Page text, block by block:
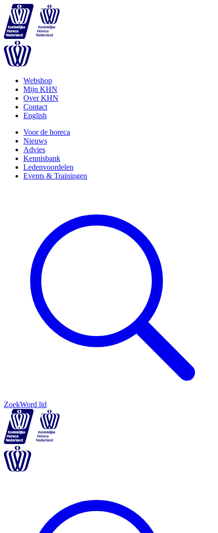
Webshop
Mijn KHN
Over KHN
Contact
English
Voor de horeca
Nieuws
Advies
Kennisbank
Ledenvoordelen
Events & Trainingen
ZoekWord lid